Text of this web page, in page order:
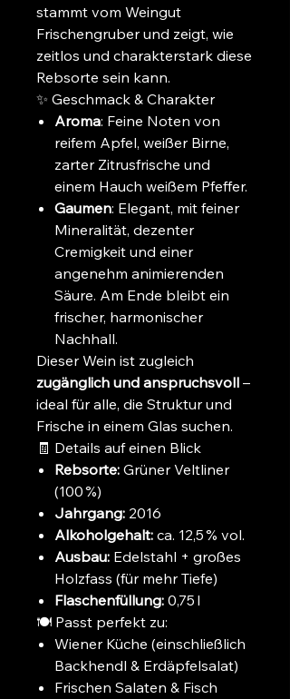
stammt vom Weingut
Frischengruber und zeigt, wie
zeitlos und charakterstark diese
Rebsorte sein kann.
✨ Geschmack & Charakter
Aroma: Feine Noten von
reifem Apfel, weißer Birne,
zarter Zitrusfrische und
einem Hauch weißem Pfeffer.
Gaumen: Elegant, mit feiner
Mineralität, dezenter
Cremigkeit und einer
angenehm animierenden
Säure. Am Ende bleibt ein
frischer, harmonischer
Nachhall.
Dieser Wein ist zugleich
zugänglich und anspruchsvoll –
ideal für alle, die Struktur und
Frische in einem Glas suchen.
🧾 Details auf einen Blick
Rebsorte: Grüner Veltliner
(100 %)
Jahrgang: 2016
Alkoholgehalt: ca. 12,5 % vol.
Ausbau: Edelstahl + großes
Holzfass (für mehr Tiefe)
Flaschenfüllung: 0,75 l
🍽️ Passt perfekt zu:
Wiener Küche (einschließlich
Backhendl & Erdäpfelsalat)
Frischen Salaten & Fisch